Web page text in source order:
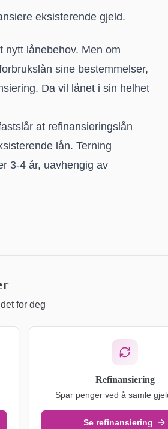
eksisterende gjeld.
nytt lånebehov. Men om
sine bestemmelser,
Da vil lånet i sin helhet
at refinansieringslån
lån. Terning
3-4 år, uavhengig av
for deg
Refinansiering
Spar penger ved å samle
Se refinansiering